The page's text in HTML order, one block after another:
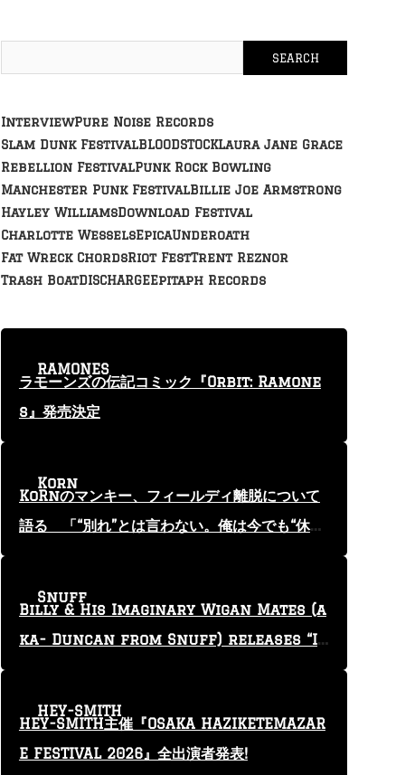
InterviewPure Noise Records
Slam Dunk FestivalBLOODSTOCKLaura Jane Grace
Rebellion FestivalPunk Rock Bowling
Manchester Punk FestivalBillie Joe Armstrong
Hayley WilliamsDownload Festival
Charlotte WesselsEpicaUnderoath
Fat Wreck ChordsRiot FestTrent Reznor
Trash BoatDISCHARGEEpitaph Records
ラモーンズの伝記コミック『Orbit: Ramone
s』発売決定
RAMONES
KoRnのマンキー、フィールディ離脱について
語る 「“別れ”とは言わない。俺は今でも“休
Korn
Billy & His Imaginary Wigan Mates (a
ka- Duncan from Snuff) releases “I
Snuff
HEY-SMITH主催『OSAKA HAZIKETEMAZAR
E FESTIVAL 2026』全出演者発表!
HEY-SMITH